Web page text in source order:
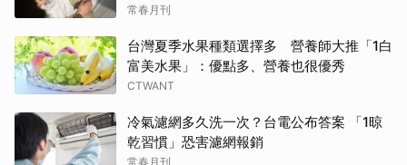
常春月刊
台灣夏季水果種類選擇多 營養師大推「1白
富美水果」：優點多、營養也很優秀
CTWANT
冷氣濾網多久洗一次？台電公布答案 「1晾
乾習慣」恐害濾網報銷
常春月刊